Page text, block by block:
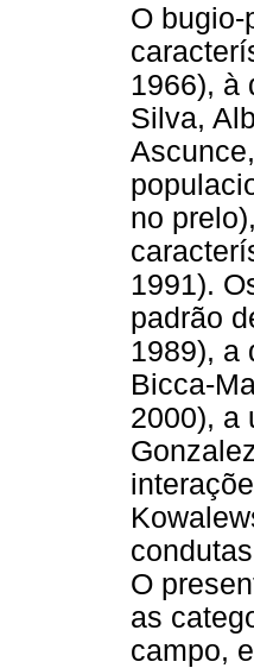
O bugio-
1966), à
Silva,
no
1991).
padrão
1989), a
Bicca-
2000), a
O
as
campo,